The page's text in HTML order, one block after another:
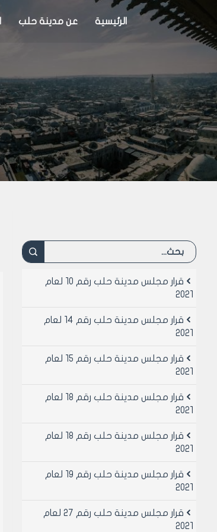
الرئيسية عن مدينة حلب
قرار مجلس مدينة حلب رقم 10 لعام
2021
قرار مجلس مدينة حلب رقم 14 لعام
2021
قرار مجلس مدينة حلب رقم 15 لعام
2021
قرار مجلس مدينة حلب رقم 18 لعام
2021
قرار مجلس مدينة حلب رقم 18 لعام
2021
قرار مجلس مدينة حلب رقم 19 لعام
2021
قرار مجلس مدينة حلب رقم 27 لعام
2021